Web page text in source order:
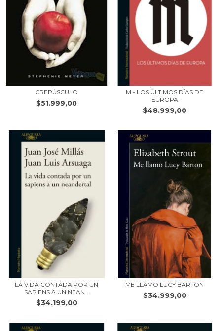
CREPÚSCULO
$51.999,00
M - LOS ÚLTIMOS DÍAS DE
EUROPA
$48.999,00
LA VIDA CONTADA POR UN
SAPIENS A UN NEAN...
$34.199,00
ME LLAMO LUCY BARTON
$34.999,00